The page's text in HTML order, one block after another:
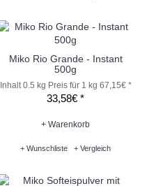
Miko Rio Grande - Instant
500g
Inhalt 0.5 kg Preis für 1 kg 67,15€ *
33,58€ *
+ Warenkorb
+ Wunschliste + Vergleich